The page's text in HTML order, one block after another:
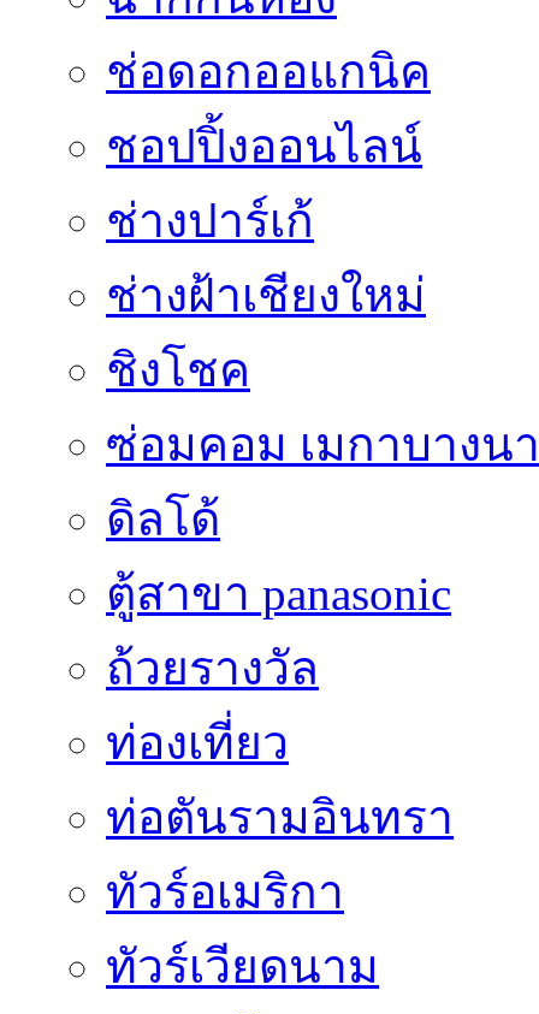
ช่อดอกออแกนิค
ชอปปิ้งออนไลน์
ช่างปาร์เก้
ช่างฝ้าเชียงใหม่
ชิงโชค
ซ่อมคอม เมกาบางนา
ดิลโด้
ตู้สาขา panasonic
ถ้วยรางวัล
ท่องเที่ยว
ท่อตันรามอินทรา
ทัวร์อเมริกา
ทัวร์เวียดนาม